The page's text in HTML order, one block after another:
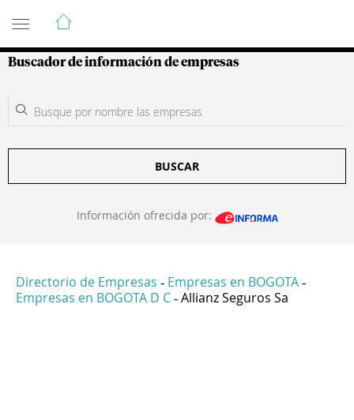
Guía de Empresas Colombianas
Buscador de información de empresas
BUSCAR
Información ofrecida por:
Directorio de Empresas - Empresas en BOGOTA -
Empresas en BOGOTA D C - Allianz Seguros Sa